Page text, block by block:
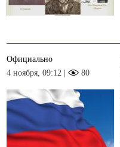
Официально
4 ноября, 09:12 |
80